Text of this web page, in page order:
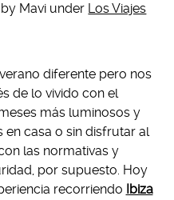
by Mavi under Los Viajes
diferente pero nos
de lo vivido con el
más luminosos y
casa o sin disfrutar al
las normativas y
por supuesto. Hoy
recorriendo Ibiza